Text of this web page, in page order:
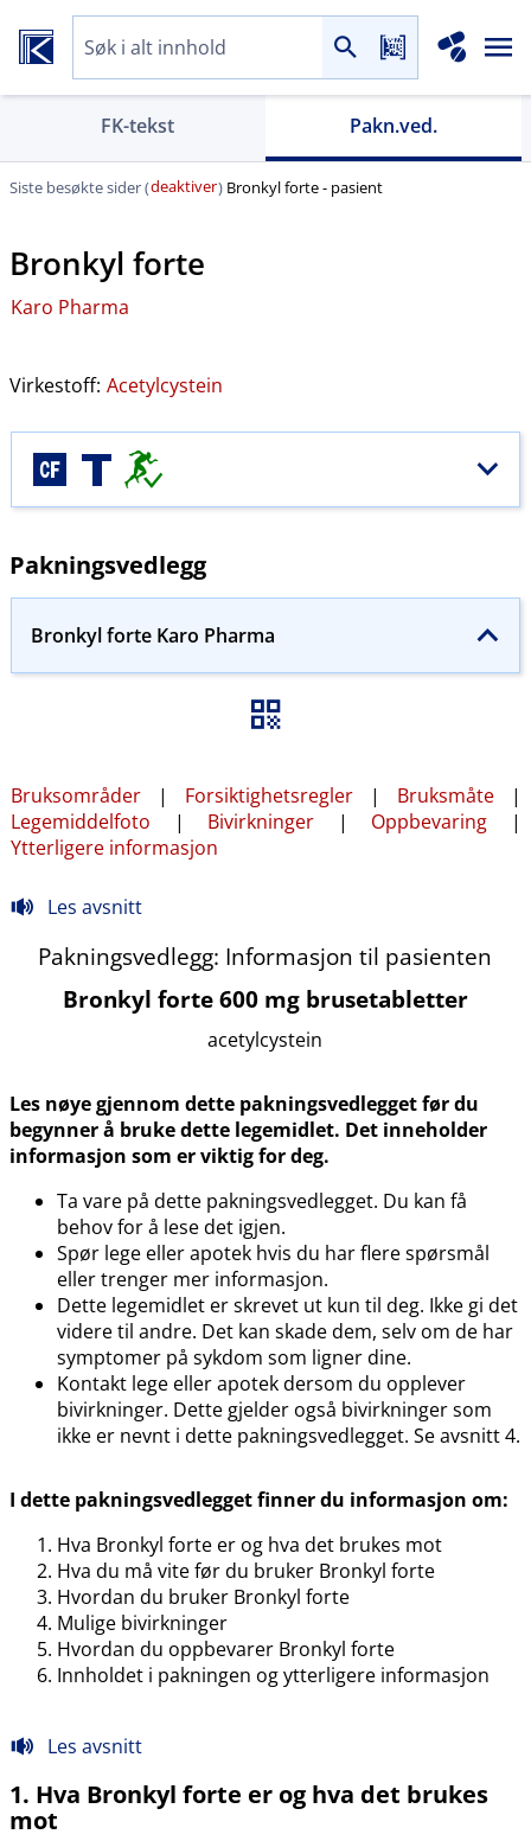
FK-tekst Pakn.ved.
Siste besøkte sider (deaktiver) Bronkyl forte - pasient
Bronkyl forte
Karo Pharma
Virkestoff: Acetylcystein
Pakningsvedlegg
Bronkyl forte Karo Pharma
Bruksområder | Forsiktighetsregler | Bruksmåte |
Legemiddelfoto | Bivirkninger | Oppbevaring |
Ytterligere informasjon
Les avsnitt
Pakningsvedlegg: Informasjon til pasienten
Bronkyl forte 600 mg brusetabletter
acetylcystein
Les nøye gjennom dette pakningsvedlegget før du
begynner å bruke dette legemidlet. Det inneholder
informasjon som er viktig for deg.
Ta vare på dette pakningsvedlegget. Du kan få
behov for å lese det igjen.
Spør lege eller apotek hvis du har flere spørsmål
eller trenger mer informasjon.
Dette legemidlet er skrevet ut kun til deg. Ikke gi det
videre til andre. Det kan skade dem, selv om de har
symptomer på sykdom som ligner dine.
Kontakt lege eller apotek dersom du opplever
bivirkninger. Dette gjelder også bivirkninger som
ikke er nevnt i dette pakningsvedlegget. Se avsnitt 4.
I dette pakningsvedlegget finner du informasjon om:
Hva Bronkyl forte er og hva det brukes mot
Hva du må vite før du bruker Bronkyl forte
Hvordan du bruker Bronkyl forte
Mulige bivirkninger
Hvordan du oppbevarer Bronkyl forte
Innholdet i pakningen og ytterligere informasjon
Les avsnitt
1. Hva Bronkyl forte er og hva det brukes
mot